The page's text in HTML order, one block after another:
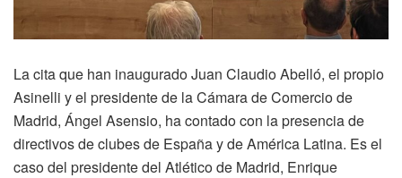
La cita que han inaugurado Juan Claudio Abelló, el propio
Asinelli y el presidente de la Cámara de Comercio de
Madrid, Ángel Asensio, ha contado con la presencia de
directivos de clubes de España y de América Latina. Es el
caso del presidente del Atlético de Madrid, Enrique